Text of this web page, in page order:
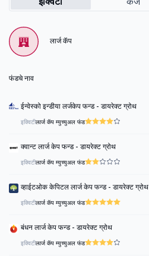
लार्ज कॅप
फंडचे नाव
ईन्वेस्को इन्डीया लर्जकेप फन्ड - डायरेक्ट ग्रोथ
इक्विटीलार्ज कॅप म्युच्युअल फंड
क्वान्ट लार्ज केप फन्ड - डायरेक्ट ग्रोथ
इक्विटीलार्ज कॅप म्युच्युअल फंड
व्हाईटओक केपिटल लार्ज केप फन्ड - डायरेक्ट ग्रोथ
इक्विटीलार्ज कॅप म्युच्युअल फंड
बंधन लार्ज केप फन्ड - डायरेक्ट ग्रोथ
इक्विटीलार्ज कॅप म्युच्युअल फंड